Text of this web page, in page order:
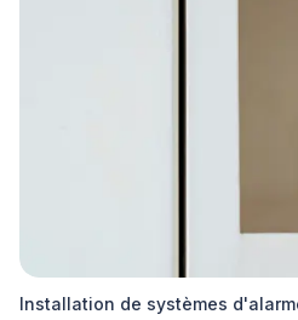
Installation de systèmes